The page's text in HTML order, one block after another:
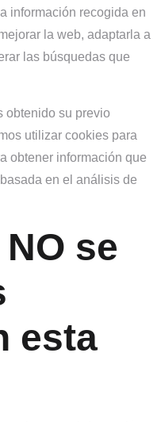
información recogida en
la web, adaptarla a
las búsquedas que
obtenido su previo
utilizar cookies para
obtener información que
en el análisis de
se
esta